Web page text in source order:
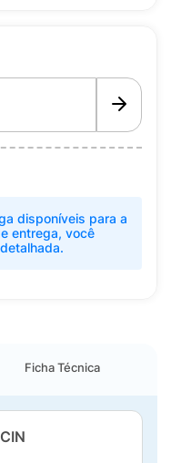
disponíveis para a
entrega, você
Ficha Técnica